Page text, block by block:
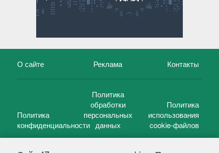
О сайте Реклама Контакты
Политика
конфиденциальности
Политика
обработки
персональных
данных
Политика
использования
cookie-файлов